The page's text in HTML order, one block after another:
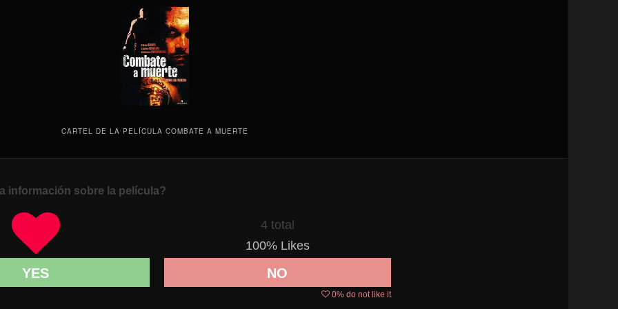
CARTEL DE LA PELÍCULA COMBATE A MUERTE
información sobre la película?
4 total
100% Likes
YES NO
0% do not like it